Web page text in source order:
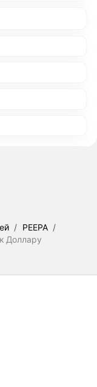
/ PEEPA /
Доллару